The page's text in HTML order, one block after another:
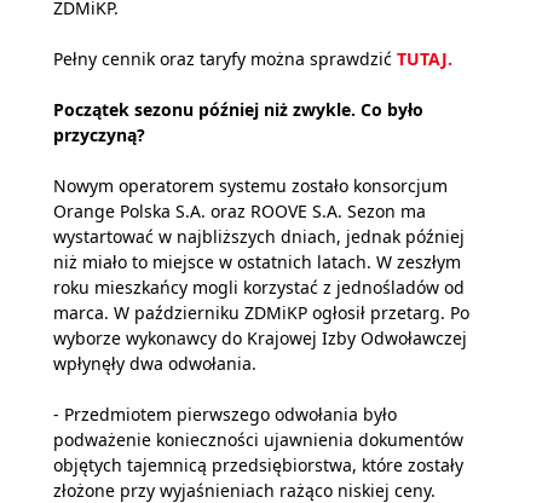
ZDMiKP.
Pełny cennik oraz taryfy można sprawdzić TUTAJ.
Początek sezonu później niż zwykle. Co było
przyczyną?
Nowym operatorem systemu zostało konsorcjum
Orange Polska S.A. oraz ROOVE S.A. Sezon ma
wystartować w najbliższych dniach, jednak później
niż miało to miejsce w ostatnich latach. W zeszłym
roku mieszkańcy mogli korzystać z jednośladów od
marca. W październiku ZDMiKP ogłosił przetarg. Po
wyborze wykonawcy do Krajowej Izby Odwoławczej
wpłynęły dwa odwołania.
- Przedmiotem pierwszego odwołania było
podważenie konieczności ujawnienia dokumentów
objętych tajemnicą przedsiębiorstwa, które zostały
złożone przy wyjaśnieniach rażąco niskiej ceny.